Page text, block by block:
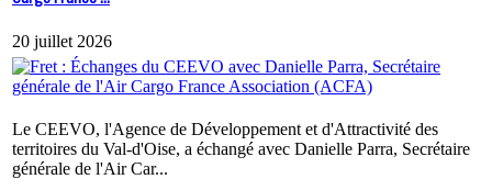
20 juillet 2026
Le CEEVO, l'Agence de Développement et d'Attractivité des
territoires du Val-d'Oise, a échangé avec Danielle Parra, Secrétaire
générale de l'Air Car...